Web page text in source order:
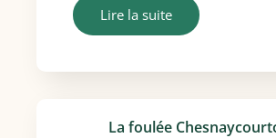
Lire la suite
La foulée